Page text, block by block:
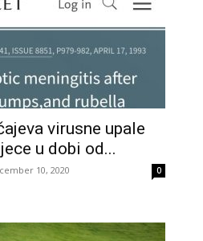
virusne upale
u dobi od...
10, 2020 0